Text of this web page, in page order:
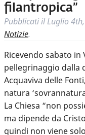
filantropica”
Pubblicati ilLuglio
Notizie.
Ricevendo sabato
pellegrinaggio dalla
Acquaviva delle
natura
La Chiesa “non
ma dipende da
quindi non viene